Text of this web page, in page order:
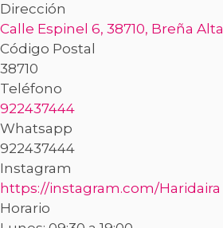
Dirección
Calle Espinel 6, 38710, Breña Alta
Código Postal
38710
Teléfono
922437444
Whatsapp
922437444
Instagram
https://instagram.com/Haridaira
Horario